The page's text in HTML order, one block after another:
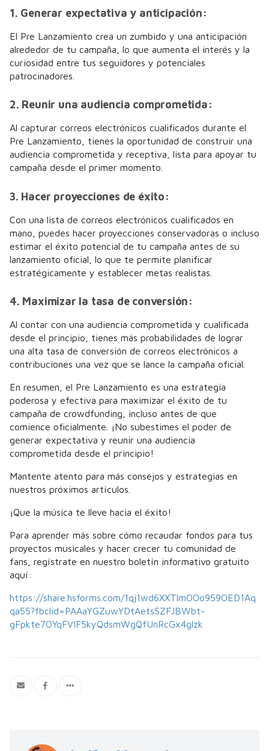
1. Generar expectativa y anticipación:
El Pre Lanzamiento crea un zumbido y una anticipación
alrededor de tu campaña, lo que aumenta el interés y la
curiosidad entre tus seguidores y potenciales
patrocinadores.
2. Reunir una audiencia comprometida:
Al capturar correos electrónicos cualificados durante el
Pre Lanzamiento, tienes la oportunidad de construir una
audiencia comprometida y receptiva, lista para apoyar tu
campaña desde el primer momento.
3. Hacer proyecciones de éxito:
Con una lista de correos electrónicos cualificados en
mano, puedes hacer proyecciones conservadoras o incluso
estimar el éxito potencial de tu campaña antes de su
lanzamiento oficial, lo que te permite planificar
estratégicamente y establecer metas realistas.
4. Maximizar la tasa de conversión:
Al contar con una audiencia comprometida y cualificada
desde el principio, tienes más probabilidades de lograr
una alta tasa de conversión de correos electrónicos a
contribuciones una vez que se lance la campaña oficial.
En resumen, el Pre Lanzamiento es una estrategia
poderosa y efectiva para maximizar el éxito de tu
campaña de crowdfunding, incluso antes de que
comience oficialmente. ¡No subestimes el poder de
generar expectativa y reunir una audiencia
comprometida desde el principio!
Mantente atento para más consejos y estrategias en
nuestros próximos artículos.
¡Que la música te lleve hacia el éxito!
Para aprender más sobre cómo recaudar fondos para tus
proyectos musicales y hacer crecer tu comunidad de
fans, regístrate en nuestro boletín informativo gratuito
aquí:
https://share.hsforms.com/1qj1wd6XXTlmOOo959OED1Aq
qa55?fbclid=PAAaYGZuwYDtAetsSZFJBWbt-
gFpkte7OYqFVIF5kyQdsmWgQfUnRcGx4glzk